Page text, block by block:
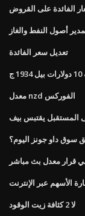
الفائدة على القروض
أصول النفط والغاز
تعديل سعر الفائدة
ج
معدل nzd الفوركس
المستقبل يقتبس بيف
سوق داو جونز اليوم؟
قرار معدل بث مباشر
الأسهم عبر الإنترنت
لا 2 كثافة زيت الوقود